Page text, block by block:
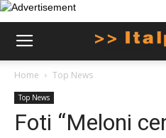
Home Top News
Top News
Foti “Meloni